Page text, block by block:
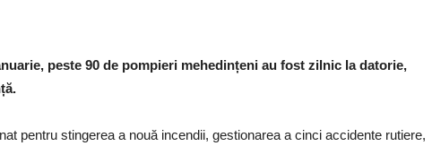
peste 90 de pompieri mehedințeni au fost zilnic la datorie,
pentru stingerea a nouă incendii, gestionarea a cinci accidente rutiere,